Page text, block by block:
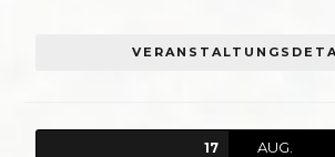
17 AUG.